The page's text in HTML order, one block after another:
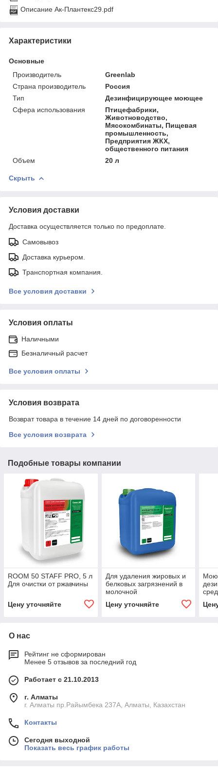
Описание Ак-Плантекс29.pdf
Характеристики
Основные
Производитель
Greenlab
Страна производитель
Россия
Тип
Дезинфицирующее моющее
Сфера использования
Птицефабрики,
Животноводство,
Мясокомбинаты, Пищевая
промышленность,
Предприятия ЖКХ,
общественного питания
Объем
20 л
Скрыть
Условия доставки
Доставка осуществляется только по предоплате.
Самовывоз
Доставка курьером.
Транспортная компания.
Все условия доставки
Условия оплаты
Наличными
Безналичный расчет
Все условия оплаты
Условия возврата
Возврат товара в течение 14 дней по договоренности
Все условия возврата
Подобные товары компании
ROOM 50 STAFF PRO, 5 л
Для очистки от ржавчины
Цену уточняйте
Для удаления жировых и
белковых загрязнений в
молочной
PLANTEX 24 CIP, 20л
Цену уточняйте
О нас
Рейтинг не сформирован
Менее 5 отзывов за последний год
Работает с 21.10.2013
г. Алматы
г. Алматы пр.Райымбека 237А, Алматы, Казахстан
Контакты
Сегодня выходной
Показать весь график работы